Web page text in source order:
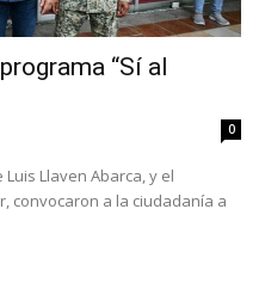
“Sí al
0
Llaven Abarca, y el
convocaron a la ciudadanía a